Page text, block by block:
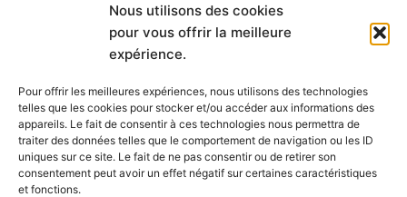
Nous utilisons des cookies
pour vous offrir la meilleure
expérience.
Pour offrir les meilleures expériences, nous utilisons des technologies
telles que les cookies pour stocker et/ou accéder aux informations des
appareils. Le fait de consentir à ces technologies nous permettra de
traiter des données telles que le comportement de navigation ou les ID
uniques sur ce site. Le fait de ne pas consentir ou de retirer son
consentement peut avoir un effet négatif sur certaines caractéristiques
et fonctions.
surcharg
es
🔌 Prises
sécurisée
s
Protectio
n contre
les chocs
Élevée ⭐⭐
🚿